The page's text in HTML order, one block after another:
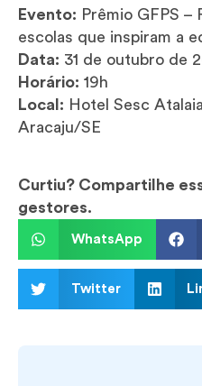
Evento: Prêmio GFPS –
escolas que inspiram a
Data: 31 de outubro de
Horário: 19h
Local: Hotel Sesc
Aracaju/SE
Curtiu? Compartilhe
gestores.
WhatsApp
Twitter